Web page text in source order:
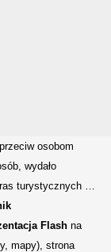
osobom
wydało
turystycznych …
Flash na
mapy), strona